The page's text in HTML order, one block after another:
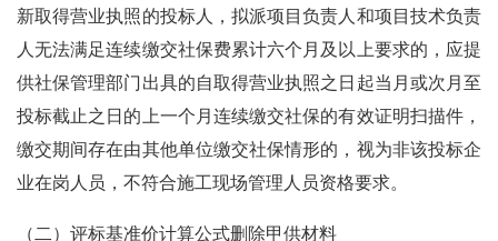
新取得营业执照的投标人，拟派项目负责人和项目技术负责
人无法满足连续缴交社保费累计六个月及以上要求的，应提
供社保管理部门出具的自取得营业执照之日起当月或次月至
投标截止之日的上一个月连续缴交社保的有效证明扫描件，
缴交期间存在由其他单位缴交社保情形的，视为非该投标企
业在岗人员，不符合施工现场管理人员资格要求。
（二）评标基准价计算公式删除甲供材料